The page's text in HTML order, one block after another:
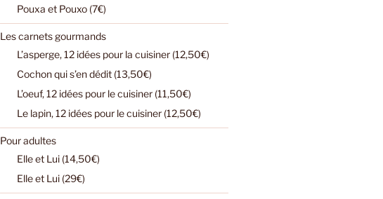
Pouxa et Pouxo (7€)
Les carnets gourmands
L’asperge, 12 idées pour la cuisiner (12,50€)
Cochon qui s’en dédit (13,50€)
L’oeuf, 12 idées pour le cuisiner (11,50€)
Le lapin, 12 idées pour le cuisiner (12,50€)
Pour adultes
Elle et Lui (14,50€)
Elle et Lui (29€)